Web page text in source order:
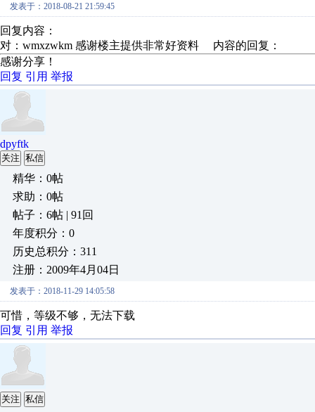
发表于：2018-08-21 21:59:45
回复内容：
对：wmxzwkm 感谢楼主提供非常好资料 内容的回复：
感谢分享！
回复 引用 举报
dpyftk
关注 私信
精华：0帖
求助：0帖
帖子：6帖 | 91回
年度积分：0
历史总积分：311
注册：2009年4月04日
发表于：2018-11-29 14:05:58
可惜，等级不够，无法下载
回复 引用 举报
关注 私信